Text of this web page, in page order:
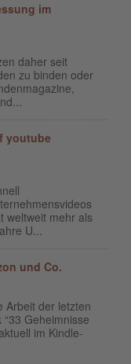
im
daher seit
zu binden oder
youtube
weltweit mehr als
U...
und Co.
Arbeit der letzten
Geheimnisse
im Kindle-